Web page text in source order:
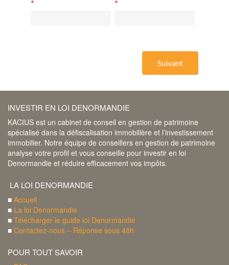
Suivant
INVESTIR EN LOI DENORMANDIE
KACIUS est un cabinet de conseil en gestion de patrimoine
spécialisé dans la défiscalisation immobilière et l’investissement
immobilier. Notre équipe de conseillers en gestion de patrimoine
analyse votre profil et vous conseille pour investir en loi
Denormandie et réduire efficacement vos impôts.
LA LOI DENORMANDIE
■ Accueil
■ La loi Denormandie
■ Télécharger le guide loi Denormandie
■ Contactez-nous – Réponse sous 48h
POUR TOUT SAVOIR